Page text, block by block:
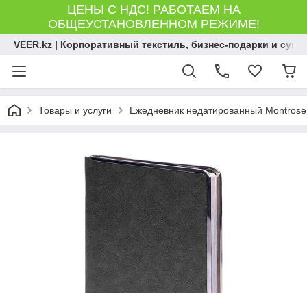
ЦЕНЫ С НДС! РАБОТАЕМ НА
ОБЩЕУСТАНОВЛЕННОМ РЕЖИМЕ!
VEER.kz | Корпоративный текстиль, бизнес-подарки и
Товары и услуги Ежедневник недатированный